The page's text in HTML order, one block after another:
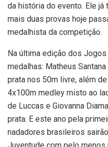
da história do evento. Ele
mais duas provas hoje
medalhista da competição.
Na última edição dos
medalhas: Matheus
prata nos 50m livre, além
4x100m medley misto ao
de Luccas e Giovanna
prata. E este ano pela
nadadores brasileiros